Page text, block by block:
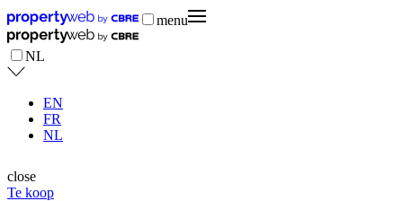
menu
NL
EN
FR
NL
close
Te koop